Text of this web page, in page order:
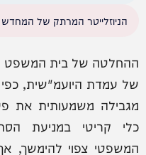
הניוזלייטר המרתק של
ההחלטה של בית המשפט
של עמדת היועמ"שית,
מגבילה משמעותית את
כלי קריטי במניעת
המשפטי צפוי להימשך,